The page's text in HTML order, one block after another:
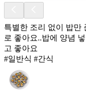
특별한 조리 없이 밥만
로 좋아요..밥에 양념
고 좋아요
#일반식 #간식